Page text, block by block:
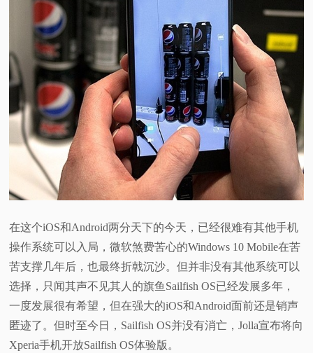
评
测
普
专
在这个iOS和Android两分天下的今天，已经很难有其他手机
操作系统可以入局，微软煞费苦心的Windows 10 Mobile在苦
苦支撑几年后，也最终折戟沉沙。但并非没有其他系统可以
选择，只闻其声不见其人的旗鱼Sailfish OS已经发展多年，
一度发展很有希望，但在强大的iOS和Android面前还是销声
匿迹了。但时至今日，Sailfish OS并没有消亡，Jolla宣布将向
Xperia手机开放Sailfish OS体验版。